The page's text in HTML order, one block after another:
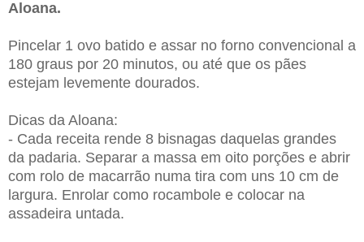
Aloana.
Pincelar 1 ovo batido e assar no forno convencional a
180 graus por 20 minutos, ou até que os pães
estejam levemente dourados.
Dicas da Aloana:
- Cada receita rende 8 bisnagas daquelas grandes
da padaria. Separar a massa em oito porções e abrir
com rolo de macarrão numa tira com uns 10 cm de
largura. Enrolar como rocambole e colocar na
assadeira untada.